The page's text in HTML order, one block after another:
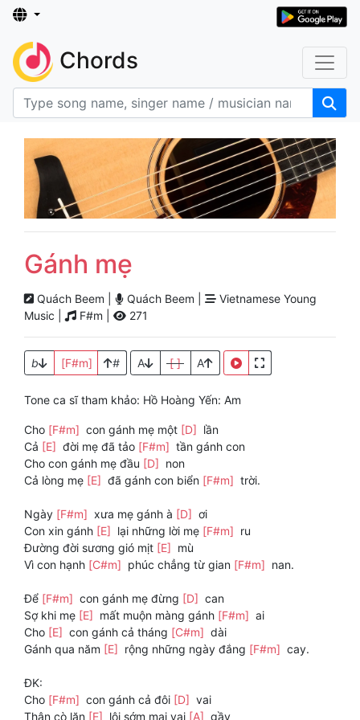
Chords
Gánh mẹ
Quách Beem | Quách Beem |
Vietnamese Young
Music |
F#m | 271
b [F#m] # A [ ] A
Tone ca sĩ tham khảo: Hồ Hoàng Yến: Am
Cho [F#m] con gánh mẹ một [D] lần
Cả [E] đời mẹ đã tảo [F#m] tần gánh con
Cho con gánh mẹ đầu [D] non
Cả lòng mẹ [E] đã gánh con biển [F#m] trời.
Ngày [F#m] xưa mẹ gánh à [D] ơi
Con xin gánh [E] lại những lời mẹ [F#m] ru
Đường đời sương gió mịt [E] mù
Vì con hạnh [C#m] phúc chẳng từ gian [F#m] nan.
Để [F#m] con gánh mẹ đừng [D] can
Sợ khi mẹ [E] mất muộn màng gánh [F#m] ai
Cho [E] con gánh cả tháng [C#m] dài
Gánh qua năm [E] rộng những ngày đắng [F#m] cay.
ĐK:
Cho [F#m] con gánh cả đôi [D] vai
Thân cò lặn [E] lội sớm mai vai [A] gầy